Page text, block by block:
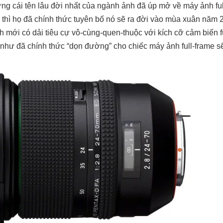
cái tên lâu đời nhất của ngành ảnh đã úp mở về máy ảnh
họ đã chính thức tuyên bố nó sẽ ra đời vào mùa xuân năm
mới có dải tiêu cự vô-cùng-quen-thuộc với kích cỡ cảm biến
đã chính thức “dọn đường” cho chiếc máy ảnh full-frame